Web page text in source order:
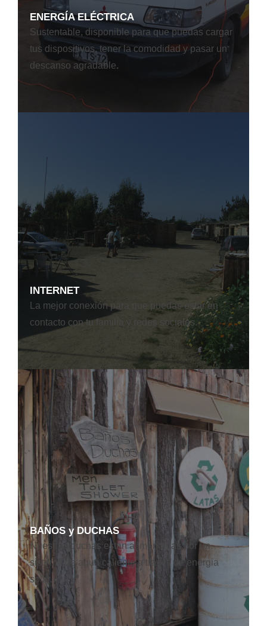
ENERGÍA ELÉCTRICA
Sustentable, disponible para que puedas cargar
tus dispositivos, tener la comodidad y pasar un
descanso agradable.
INTERNET
La mejor conexión para que puedas estar en
contacto con tu familia y redes sociales.
BAÑOS y DUCHAS
Nuestras duchas estan alimentadas por un
sistema de agua caliente a través de energia
solar.